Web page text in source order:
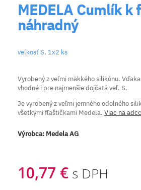
MEDELA Cumlík k
náhradný
veľkosť S, 1x2 ks
Vyrobený z veľmi mäkkého silikónu.
vhodné i pre najmenšie dojčatá veľ. S.
Je vyrobený z veľmi jemného odolného
všetkými fľaštičkami Medela. Viac na
Výrobca: Medela AG
10,77 € s DPH